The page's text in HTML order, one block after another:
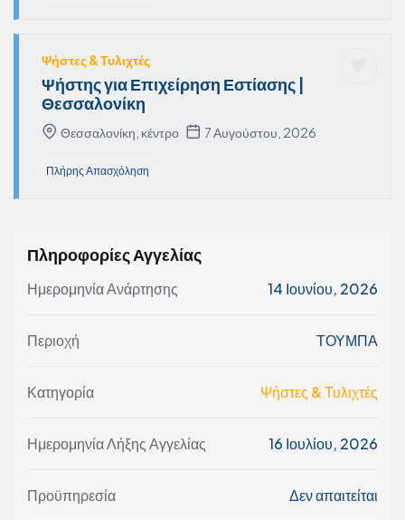
Ψήστες & Τυλιχτές
Ψήστης για Επιχείρηση Εστίασης |
Θεσσαλονίκη
Θεσσαλονίκη, κέντρο 7 Αυγούστου, 2026
Πλήρης Απασχόληση
Πληροφορίες Αγγελίας
Ημερομηνία Ανάρτησης 14 Ιουνίου, 2026
Περιοχή ΤΟΥΜΠΑ
Κατηγορία Ψήστες & Τυλιχτές
Ημερομηνία Λήξης Αγγελίας 16 Ιουλίου, 2026
Προϋπηρεσία Δεν απαιτείται